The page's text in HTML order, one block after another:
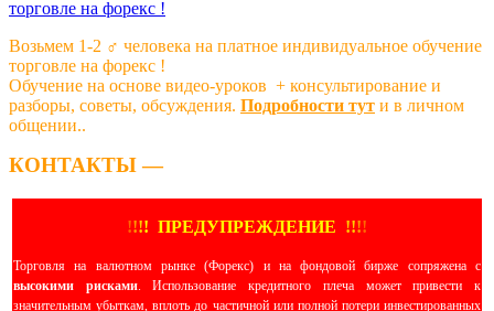
Возьмем 1-2 ‍♂️ человека на платное индивидуальное обучение
торговле на форекс !
Обучение на основе видео-уроков ️ + консультирование и
разборы, советы, обсуждения. Подробности тут и в личном
общении..
КОНТАКТЫ —
!!!! ПРЕДУПРЕЖДЕНИЕ !!!!
Торговля на валютном рынке (Форекс) и на фондовой бирже сопряжена с
высокими рисками. Использование кредитного плеча может привести к
значительным убыткам, вплоть до частичной или полной потери инвестированных